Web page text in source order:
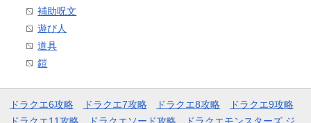
補助呪文
遊び人
道具
鎧
ドラクエ6攻略 ドラクエ7攻略 ドラクエ8攻略
ドラクエ9攻略
ドラクエ11攻略
ドラクエソード攻略 ドラクエモンスターズ ジ